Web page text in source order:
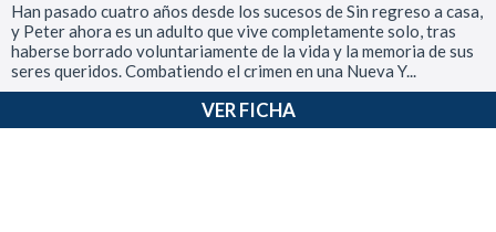
Han pasado cuatro años desde los sucesos de Sin regreso a casa,
y Peter ahora es un adulto que vive completamente solo, tras
haberse borrado voluntariamente de la vida y la memoria de sus
seres queridos. Combatiendo el crimen en una Nueva Y...
VER FICHA